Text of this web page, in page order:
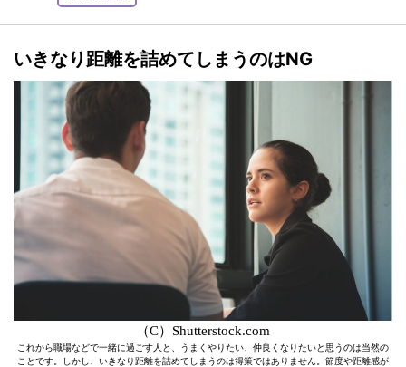
いきなり距離を詰めてしまうのはNG
（C）Shutterstock.com
これから職場などで一緒に過ごす人と、うまくやりたい、仲良くなりたいと思うのは当然の
ことです。しかし、いきなり距離を詰めてしまうのは得策ではありません。節度や距離感が